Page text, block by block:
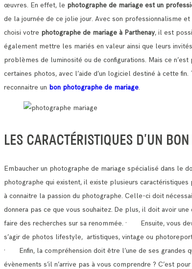
œuvres. En effet, le photographe de mariage est un
de la journée de ce jolie jour. Avec son professionnalisme
choisi votre photographe de mariage à Parthenay, il est
également mettre les mariés en valeur ainsi que leurs
problèmes de luminosité ou de configurations. Mais ce
certaines photos, avec l’aide d’un logiciel destiné à cette
reconnaitre un bon photographe de mariage.
LES CARACTÉRISTIQUES D’UN
Embaucher un photographe de mariage spécialisé dans le
photographe qui existent, il existe plusieurs
à connaitre la passion du photographe. Celle-ci doit
donnera pas ce que vous souhaitez. De plus, il doit avoir
faire des recherches sur sa renommée. · Ensuite, vous
s’agir de photos lifestyle, artistiques, vintage ou
· Enfin, la compréhension doit être l’une de ses grandes
évènements s’il n’arrive pas à vous comprendre ? C’est